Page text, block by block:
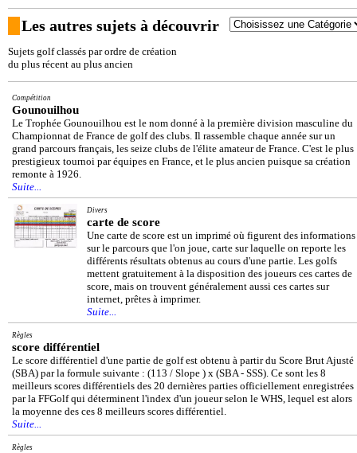
Les autres sujets à découvrir
Sujets golf classés par ordre de création
du plus récent au plus ancien
Compétition
Gounouilhou
Le Trophée Gounouilhou est le nom donné à la première division masculine du
Championnat de France de golf des clubs. Il rassemble chaque année sur un
grand parcours français, les seize clubs de l'élite amateur de France. C'est le plus
prestigieux tournoi par équipes en France, et le plus ancien puisque sa création
remonte à 1926.
Suite...
Divers
carte de score
Une carte de score est un imprimé où figurent des informations
sur le parcours que l'on joue, carte sur laquelle on reporte les
différents résultats obtenus au cours d'une partie. Les golfs
mettent gratuitement à la disposition des joueurs ces cartes de
score, mais on trouvent généralement aussi ces cartes sur
internet, prêtes à imprimer.
Suite...
Règles
score différentiel
Le score différentiel d'une partie de golf est obtenu à partir du Score Brut Ajusté
(SBA) par la formule suivante : (113 / Slope ) x (SBA - SSS). Ce sont les 8
meilleurs scores différentiels des 20 dernières parties officiellement enregistrées
par la FFGolf qui déterminent l'index d'un joueur selon le WHS, lequel est alors
la moyenne des ces 8 meilleurs scores différentiel.
Suite...
Règles